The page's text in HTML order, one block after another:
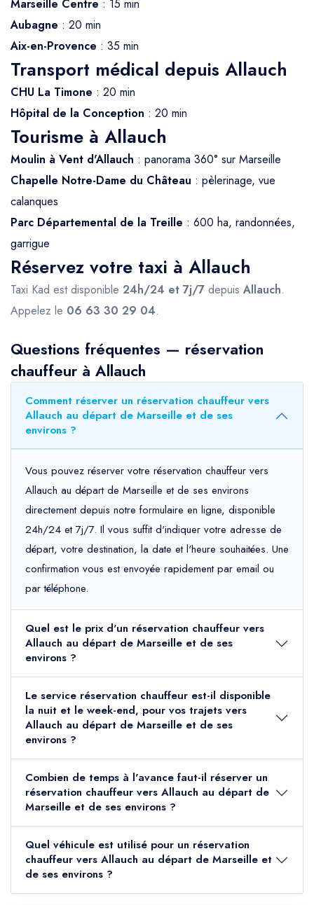
Marseille Centre : 15 min
Aubagne : 20 min
Aix-en-Provence : 35 min
Transport médical depuis Allauch
CHU La Timone : 20 min
Hôpital de la Conception : 20 min
Tourisme à Allauch
Moulin à Vent d'Allauch : panorama 360° sur Marseille
Chapelle Notre-Dame du Château : pèlerinage, vue
calanques
Parc Départemental de la Treille : 600 ha, randonnées,
garrigue
Réservez votre taxi à Allauch
Taxi Kad est disponible 24h/24 et 7j/7 depuis Allauch.
Appelez le 06 63 30 29 04.
Questions fréquentes — réservation
chauffeur à Allauch
Comment réserver un réservation chauffeur vers
Allauch au départ de Marseille et de ses
environs ?
Vous pouvez réserver votre réservation chauffeur vers
Allauch au départ de Marseille et de ses environs
directement depuis notre formulaire en ligne, disponible
24h/24 et 7j/7. Il vous suffit d'indiquer votre adresse de
départ, votre destination, la date et l'heure souhaitées. Une
confirmation vous est envoyée rapidement par email ou
par téléphone.
Quel est le prix d'un réservation chauffeur vers
Allauch au départ de Marseille et de ses
environs ?
Le service réservation chauffeur est-il disponible
la nuit et le week-end, pour vos trajets vers
Allauch au départ de Marseille et de ses
environs ?
Combien de temps à l'avance faut-il réserver un
réservation chauffeur vers Allauch au départ de
Marseille et de ses environs ?
Quel véhicule est utilisé pour un réservation
chauffeur vers Allauch au départ de Marseille et
de ses environs ?